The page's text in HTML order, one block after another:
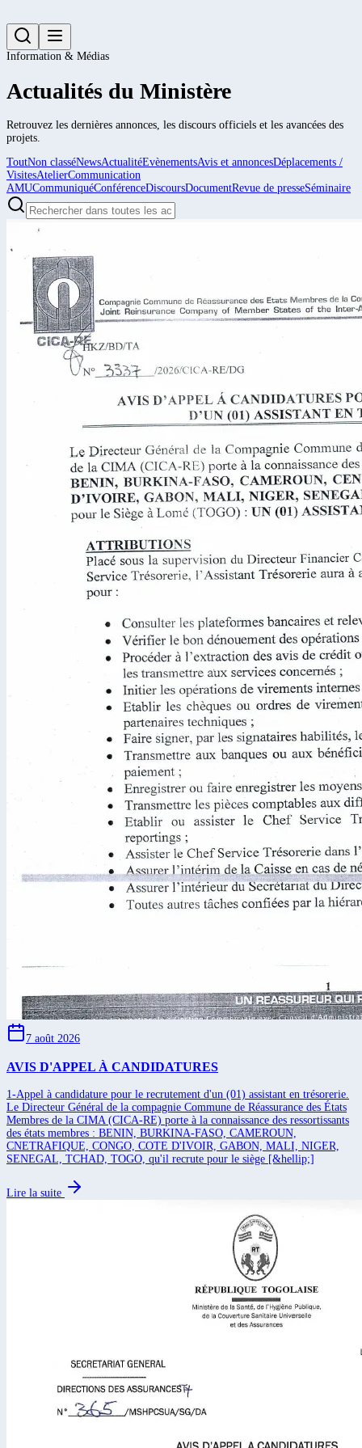
Information & Médias
Actualités du Ministère
Retrouvez les dernières annonces, les discours officiels et les avancées des
projets.
ToutNon classéNewsActualitéEvènementsAvis et annoncesDéplacements /
VisitesAtelierCommunication
AMUCommuniquéConférenceDiscoursDocumentRevue de presseSéminaire
7 août 2026
AVIS D'APPEL À CANDIDATURES
1-Appel à candidature pour le recrutement d'un (01) assistant en trésorerie.
Le Directeur Général de la compagnie Commune de Réassurance des États
Membres de la CIMA (CICA-RE) porte à la connaissance des ressortissants
des états membres : BENIN, BURKINA-FASO, CAMEROUN,
CNETRAFIQUE, CONGO, COTE D'IVOIR, GABON, MALI, NIGER,
SENEGAL, TCHAD, TOGO, qu'il recrute pour le siège [&hellip;]
Lire la suite